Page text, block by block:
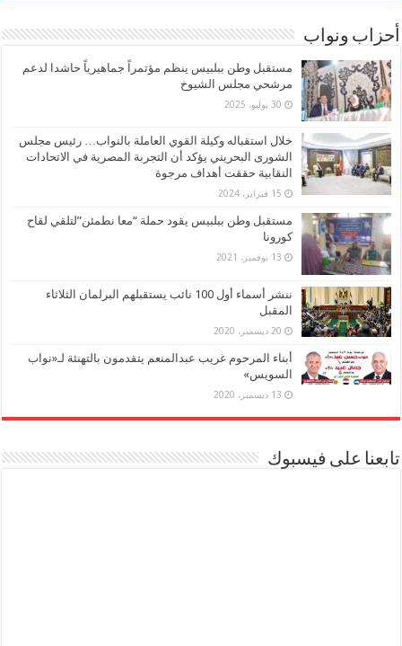
أحزاب ونواب
مستقبل وطن ببلبيس ينظم مؤتمراً جماهيرياً حاشدا لدعم
مرشحي مجلس الشيوخ
30 يوليو، 2025
خلال استقباله وكيلة القوي العاملة بالنواب… رئيس مجلس
الشورى البحريني يؤكد أن التجربة المصرية في الاتحادات
النقابية حققت أهداف مرجوة
15 فبراير، 2024
مستقبل وطن ببلبيس يقود حملة “معا نطمئن”لتلقي لقاح
كورونا
13 نوفمبر، 2021
ننشر أسماء أول 100 نائب يستقبلهم البرلمان الثلاثاء
المقبل
20 ديسمبر، 2020
أبناء المرحوم غريب عبدالمنعم يتقدمون بالتهنئة لـ«نواب
السويس»
13 ديسمبر، 2020
تابعنا على فيسبوك